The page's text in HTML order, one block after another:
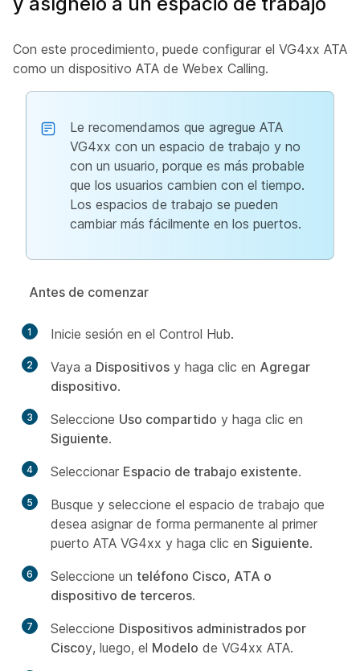
Con este procedimiento, puede configurar el VG4xx ATA
como un dispositivo ATA de Webex Calling.
Le recomendamos que agregue ATA
VG4xx con un espacio de trabajo y no
con un usuario, porque es más probable
que los usuarios cambien con el tiempo.
Los espacios de trabajo se pueden
cambiar más fácilmente en los puertos.
Antes de comenzar
1 Inicie sesión en el Control Hub.
2 Vaya a Dispositivos y haga clic en Agregar
dispositivo.
3 Seleccione Uso compartido y haga clic en
Siguiente.
4 Seleccionar Espacio de trabajo existente.
5
Busque y seleccione el espacio de trabajo que
desea asignar de forma permanente al primer
puerto ATA VG4xx y haga clic en Siguiente.
6 Seleccione un teléfono Cisco, ATA o
dispositivo de terceros.
7 Seleccione Dispositivos administrados por
Ciscoy, luego, el Modelo de VG4xx ATA.